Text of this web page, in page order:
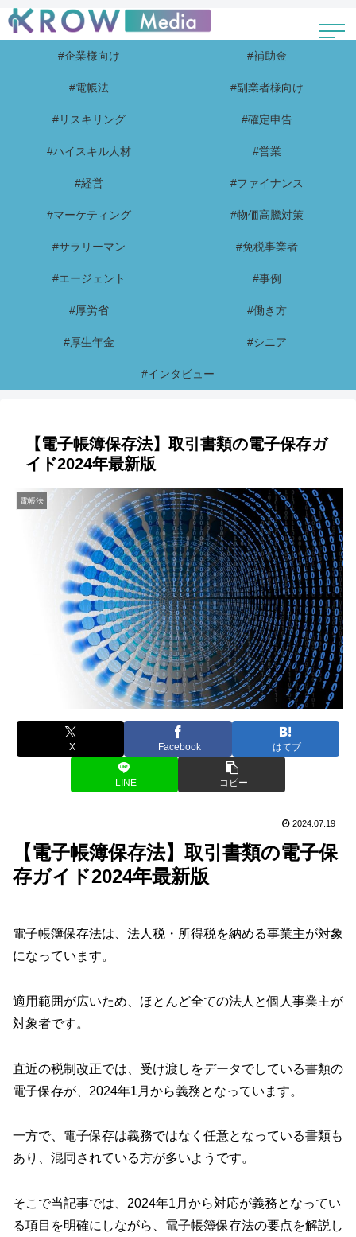
#企業様向け #補助金
#電帳法 #副業者様向け
#リスキリング #確定申告
#ハイスキル人材 #営業
#経営 #ファイナンス
#マーケティング #物価高騰対策
#サラリーマン #免税事業者
#エージェント #事例
#厚労省 #働き方
#厚生年金 #シニア
#インタビュー
【電子帳簿保存法】取引書類の電子保存ガ
イド2024年最新版
電帳法
X Facebook はてブ
LINE コピー
2024.07.19
【電子帳簿保存法】取引書類の電子保
存ガイド2024年最新版
電子帳簿保存法は、法人税・所得税を納める事業主が対象
になっています。
適用範囲が広いため、ほとんど全ての法人と個人事業主が
対象者です。
直近の税制改正では、受け渡しをデータでしている書類の
電子保存が、2024年1月から義務となっています。
一方で、電子保存は義務ではなく任意となっている書類も
あり、混同されている方が多いようです。
そこで当記事では、2024年1月から対応が義務となってい
る項目を明確にしながら、電子帳簿保存法の要点を解説し